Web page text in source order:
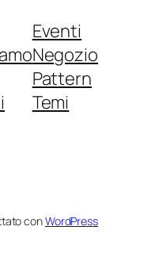
Eventi
Negozio
Pattern
Temi
conWordPress